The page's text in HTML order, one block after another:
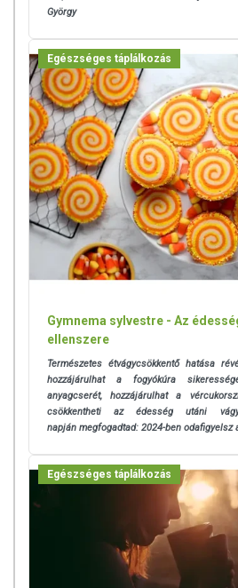
György
Egészséges táplálkozás
Gymnema sylvestre - Az
ellenszere
Természetes étvágycsökkentő hatása
hozzájárulhat a fogyókúra
anyagcserét, hozzájárulhat a
csökkentheti az édesség utáni
napján megfogadtad: 2024-ben odafigyelsz
Egészséges táplálkozás